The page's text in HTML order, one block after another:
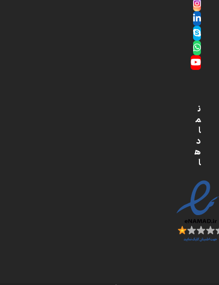
Instagram
LinkedIn
Skype
Whatsapp
YouTube
ن
م
ا
د
ه
ا